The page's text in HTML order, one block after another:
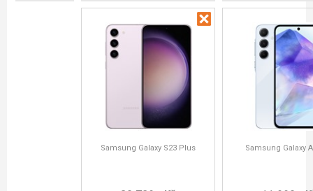
Samsung Galaxy S23 Plus Samsung Galaxy